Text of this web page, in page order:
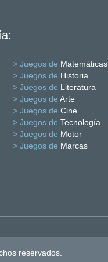
> Juegos de Matemáticas
> Juegos de Historia
> Juegos de Literatura
> Juegos de Arte
> Juegos de Cine
> Juegos de Tecnología
> Juegos de Motor
> Juegos de Marcas
reservados.